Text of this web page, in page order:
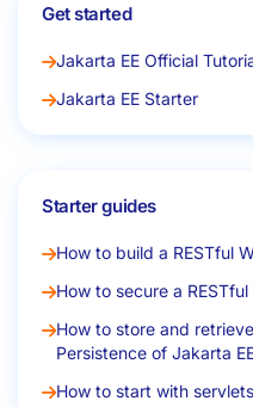
Get started
Jakarta EE Official
Jakarta EE Starter
Starter guides
How to build a RESTful
How to secure a
How to store and
Persistence of Jakarta
How to start with